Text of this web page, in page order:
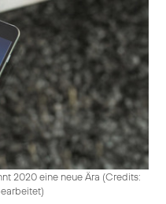
2020 eine neue Ära (Credits:
)